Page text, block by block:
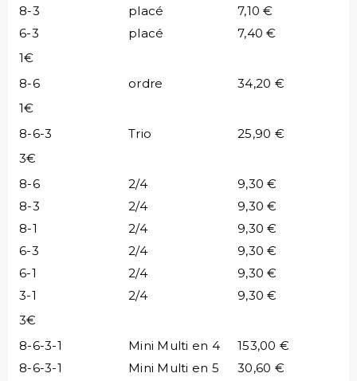
8-3 placé
7,10 €
6-3
placé
7,40 €
1€
8-6
ordre
34,20 €
1€
8-6-3
Trio
25,90 €
3€
8-6
2/4
9,30 €
8-3
2/4
9,30 €
8-1
2/4
9,30 €
6-3
2/4
9,30 €
6-1
2/4
9,30 €
3-1
2/4
9,30 €
3€
8-6-3-1
Mini Multi en 4
153,00 €
8-6-3-1
Mini Multi en 5
30,60 €